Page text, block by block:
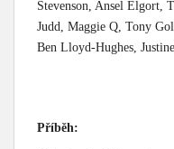
Stevenson, Ansel Elgort,
Judd, Maggie Q, Tony
Ben Lloyd-Hughes,
Příběh: